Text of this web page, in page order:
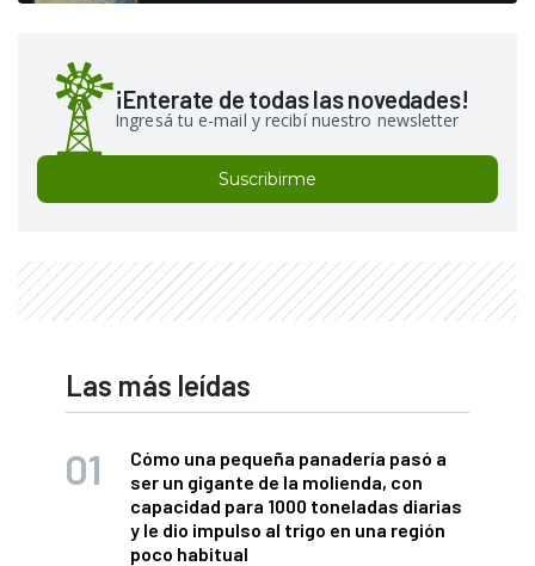
¡Enterate de todas las novedades!
Ingresá tu e-mail y recibí nuestro newsletter
Suscribirme
Las más leídas
Cómo una pequeña panadería pasó a
ser un gigante de la molienda, con
capacidad para 1000 toneladas diarias
y le dio impulso al trigo en una región
poco habitual